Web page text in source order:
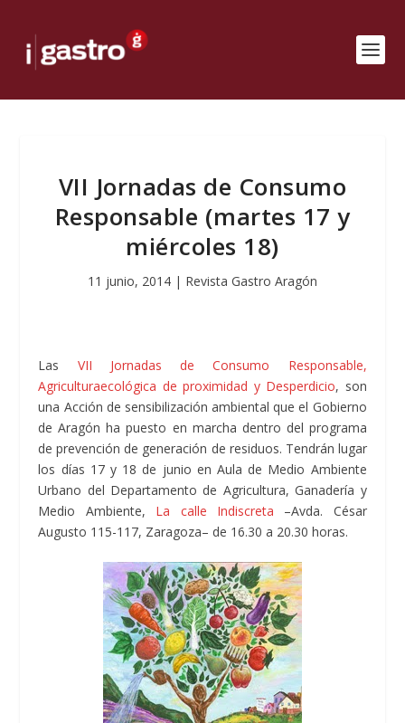
VII Jornadas de Consumo
Responsable (martes 17 y
miércoles 18)
11 junio, 2014 | Revista Gastro Aragón
Las VII Jornadas de Consumo Responsable,
Agriculturaecológica de proximidad y Desperdicio, son
una Acción de sensibilización ambiental que el Gobierno
de Aragón ha puesto en marcha dentro del programa
de prevención de generación de residuos. Tendrán lugar
los días 17 y 18 de junio en Aula de Medio Ambiente
Urbano del Departamento de Agricultura, Ganadería y
Medio Ambiente, La calle Indiscreta –Avda. César
Augusto 115-117, Zaragoza– de 16.30 a 20.30 horas.